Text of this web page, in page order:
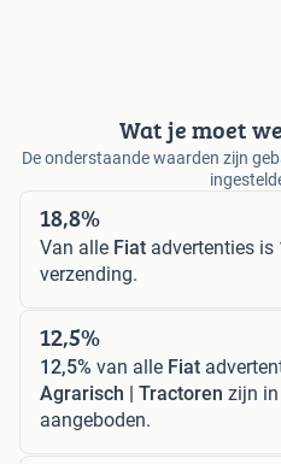
Wat je moet
De onderstaande waarden zijn
18,8%
Van alle Fiat advertenties is
verzending.
12,5%
12,5% van alle Fiat
Agrarisch | Tractoren zijn
aangeboden.